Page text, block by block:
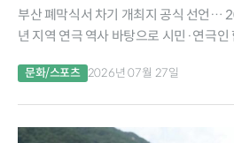
부산 폐막식서 차기 개최지 공식 선언…
년 지역 연극 역사 바탕으로 시민·연극
자치도 춘천시를 확정 짓고...
문화/스포츠 2026년 07월 27일